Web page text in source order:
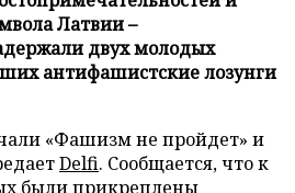
Латвии –
двух молодых
антифашистские лозунги
«Фашизм не пройдет» и
Delfi. Сообщается, что к
были прикреплены